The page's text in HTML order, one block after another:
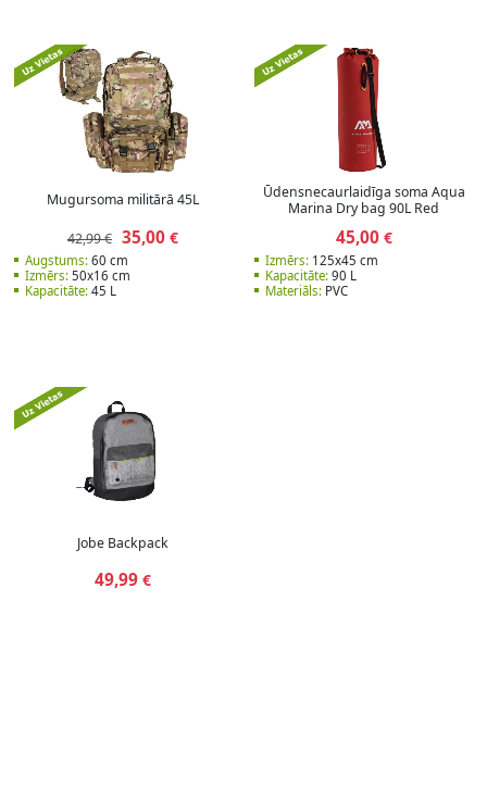
Mugursoma militārā 45L
42,99 € 35,00 €
Augstums:60 cm
Izmērs:50x16 cm
Kapacitāte:45 L
Ūdensnecaurlaidīga soma Aqua
Marina Dry bag 90L Red
45,00€
Izmērs: 125x45 cm
Kapacitāte: 90 L
Materiāls: PVC
Jobe Backpack
49,99 €